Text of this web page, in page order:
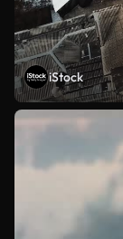
iStock